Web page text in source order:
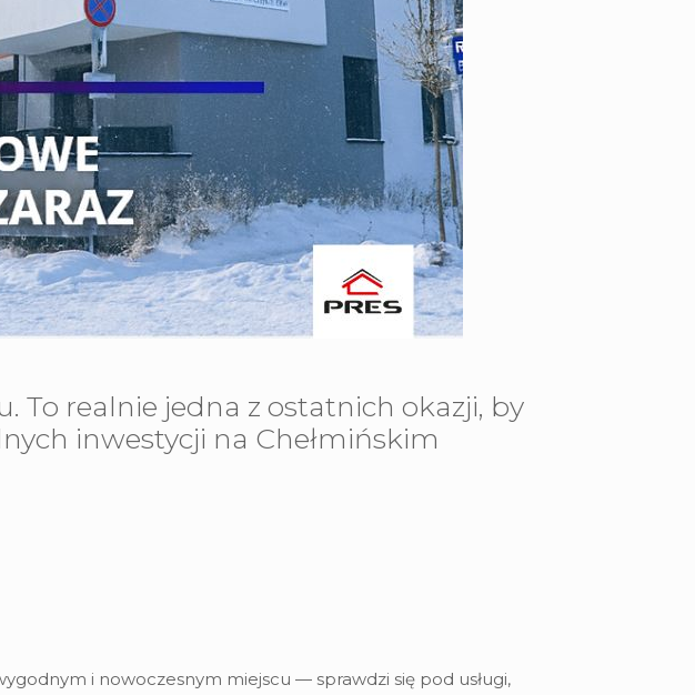
To realnie jedna z ostatnich okazji, by
inwestycji na Chełmińskim
i nowoczesnym miejscu — sprawdzi się pod usługi,